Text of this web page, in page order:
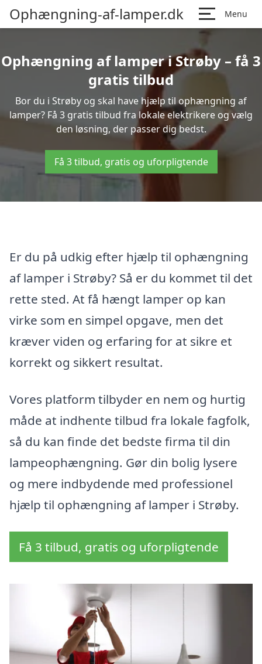
Ophængning-af-lamper.dk Menu
Ophængning af lamper i Strøby – få 3
gratis tilbud
Bor du i Strøby og skal have hjælp til ophængning af
lamper? Få 3 gratis tilbud fra lokale elektrikere og vælg
den løsning, der passer dig bedst.
Få 3 tilbud, gratis og uforpligtende
Er du på udkig efter hjælp til ophængning
af lamper i Strøby? Så er du kommet til det
rette sted. At få hængt lamper op kan
virke som en simpel opgave, men det
kræver viden og erfaring for at sikre et
korrekt og sikkert resultat.
Vores platform tilbyder en nem og hurtig
måde at indhente tilbud fra lokale fagfolk,
så du kan finde det bedste firma til din
lampeophængning. Gør din bolig lysere
og mere indbydende med professionel
hjælp til ophængning af lamper i Strøby.
Få 3 tilbud, gratis og uforpligtende